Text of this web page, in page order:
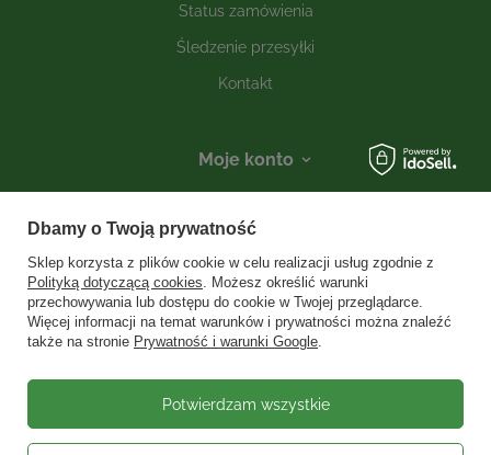
Status zamówienia
Śledzenie przesyłki
Kontakt
Moje konto
Social media
W sklepie prezentujemy ceny brutto (z VAT). Stawki VAT dla konsumentów z
kraju:Polska.
Dbamy o Twoją prywatność
Sklep korzysta z plików cookie w celu realizacji usług zgodnie z
Polityką dotyczącą cookies. Możesz określić warunki
przechowywania lub dostępu do cookie w Twojej przeglądarce.
Więcej informacji na temat warunków i prywatności można znaleźć
także na stronie Prywatność i warunki Google.
Potwierdzam wszystkie